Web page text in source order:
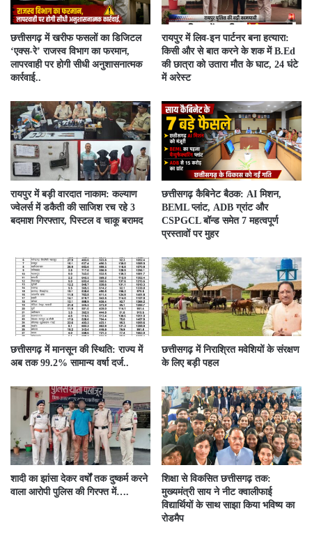
​छत्तीसगढ़ में खरीफ फसलों का डिजिटल
‘एक्स-रे’ राजस्व विभाग का फरमान,
लापरवाही पर होगी सीधी अनुशासनात्मक
कार्रवाई..
रायपुर में लिव-इन पार्टनर बना हत्यारा:
किसी और से बात करने के शक में B.Ed
की छात्रा को उतारा मौत के घाट, 24 घंटे
में अरेस्ट
रायपुर में बड़ी वारदात नाकाम: कल्याण
ज्वेलर्स में डकैती की साजिश रच रहे 3
बदमाश गिरफ्तार, पिस्टल व चाकू बरामद
छत्तीसगढ़ कैबिनेट बैठक: AI मिशन,
BEML प्लांट, ADB ग्रांट और
CSPGCL बॉन्ड समेत 7 महत्वपूर्ण
प्रस्तावों पर मुहर
छत्तीसगढ़ में मानसून की स्थिति: राज्य में
अब तक 99.2% सामान्य वर्षा दर्ज..
छत्तीसगढ़ में निराश्रित मवेशियों के संरक्षण
के लिए बड़ी पहल
शादी का झांसा देकर वर्षों तक दुष्कर्म करने
वाला आरोपी पुलिस की गिरफ्त में….
शिक्षा से विकसित छत्तीसगढ़ तक:
मुख्यमंत्री साय ने नीट क्वालीफाई
विद्यार्थियों के साथ साझा किया भविष्य का
रोडमैप